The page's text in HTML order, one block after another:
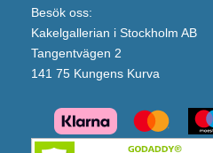
Besök oss:
Kakelgallerian i Stockholm AB
Tangentvägen 2
141 75 Kungens Kurva